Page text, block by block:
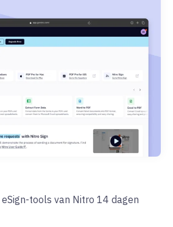
tools van Nitro 14 dagen